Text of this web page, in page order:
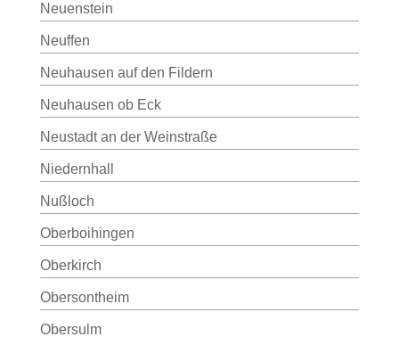
Neuenstein
Neuffen
Neuhausen auf den Fildern
Neuhausen ob Eck
Neustadt an der Weinstraße
Niedernhall
Nußloch
Oberboihingen
Oberkirch
Obersontheim
Obersulm